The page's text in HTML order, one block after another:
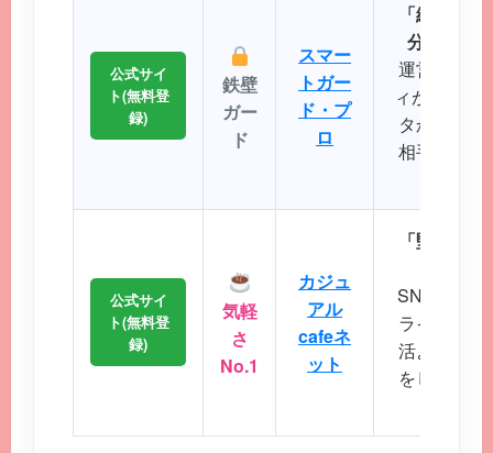
公式サイ
ト(無料登
録)
鉄壁
ガー
ド
スマー
トガー
ド・プ
ロ
「細かな
分にぴっ
運営実績が
ィが非常に
タから理
相手を効率
公式サイ
ト(無料登
録)
気軽
さ
No.1
カジュ
アル
cafeネ
ット
「堅苦し
SNS感覚で
ライトな
活よりもま
をしたい